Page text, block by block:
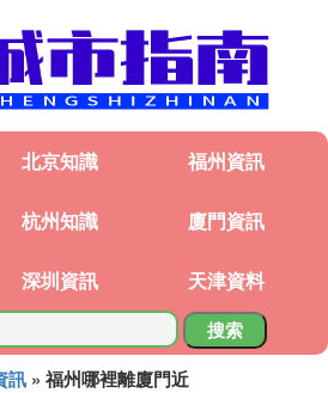
北京知識 福州資訊
杭州知識 廈門資訊
深圳資訊 天津資料
搜索
訊 » 福州哪裡離廈門近